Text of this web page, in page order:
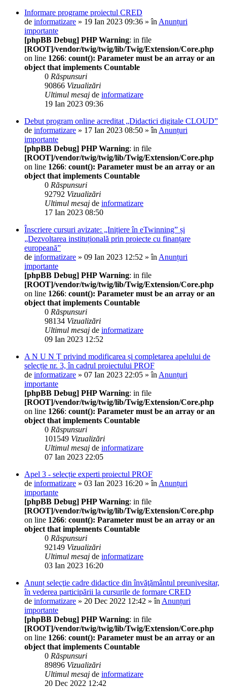
Informare programe proiectul CRED
de informatizare » 19 Ian 2023 09:36 » în Anunțuri
importante
[phpBB Debug] PHP Warning: in file
[ROOT]/vendor/twig/twig/lib/Twig/Extension/Core.php
on line 1266: count(): Parameter must be an array or an
object that implements Countable
0 Răspunsuri
90866 Vizualizări
Ultimul mesaj de informatizare
19 Ian 2023 09:36
Debut program online acreditat „Didactici digitale CLOUD”
de informatizare » 17 Ian 2023 08:50 » în Anunțuri
importante
[phpBB Debug] PHP Warning: in file
[ROOT]/vendor/twig/twig/lib/Twig/Extension/Core.php
on line 1266: count(): Parameter must be an array or an
object that implements Countable
0 Răspunsuri
92792 Vizualizări
Ultimul mesaj de informatizare
17 Ian 2023 08:50
Înscriere cursuri avizate: „Inițiere în eTwinning” și
„Dezvoltarea instituțională prin proiecte cu finanțare
europeană”
de informatizare » 09 Ian 2023 12:52 » în Anunțuri
importante
[phpBB Debug] PHP Warning: in file
[ROOT]/vendor/twig/twig/lib/Twig/Extension/Core.php
on line 1266: count(): Parameter must be an array or an
object that implements Countable
0 Răspunsuri
98134 Vizualizări
Ultimul mesaj de informatizare
09 Ian 2023 12:52
A N U N Ț privind modificarea și completarea apelului de
selecție nr. 3, în cadrul proiectului PROF
de informatizare » 07 Ian 2023 22:05 » în Anunțuri
importante
[phpBB Debug] PHP Warning: in file
[ROOT]/vendor/twig/twig/lib/Twig/Extension/Core.php
on line 1266: count(): Parameter must be an array or an
object that implements Countable
0 Răspunsuri
101549 Vizualizări
Ultimul mesaj de informatizare
07 Ian 2023 22:05
Apel 3 - selecție experti proiectul PROF
de informatizare » 03 Ian 2023 16:20 » în Anunțuri
importante
[phpBB Debug] PHP Warning: in file
[ROOT]/vendor/twig/twig/lib/Twig/Extension/Core.php
on line 1266: count(): Parameter must be an array or an
object that implements Countable
0 Răspunsuri
92149 Vizualizări
Ultimul mesaj de informatizare
03 Ian 2023 16:20
Anunț selecţie cadre didactice din învăţământul preunivesitar,
în vederea participării la cursurile de formare CRED
de informatizare » 20 Dec 2022 12:42 » în Anunțuri
importante
[phpBB Debug] PHP Warning: in file
[ROOT]/vendor/twig/twig/lib/Twig/Extension/Core.php
on line 1266: count(): Parameter must be an array or an
object that implements Countable
0 Răspunsuri
89896 Vizualizări
Ultimul mesaj de informatizare
20 Dec 2022 12:42